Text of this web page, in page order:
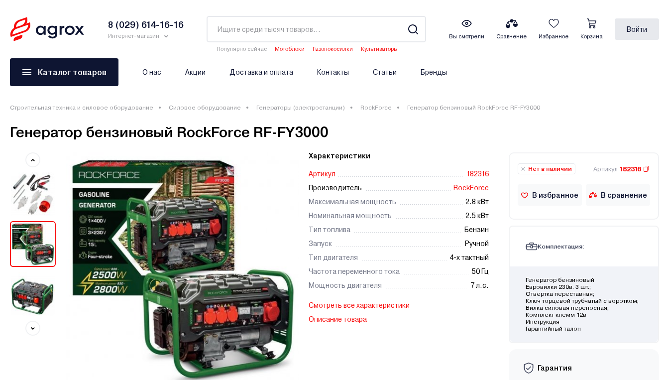
8 (029) 614-16-16
Интернет-магазин
Популярно сейчас Мотоблоки Газонокосилки
Культиваторы
Вы смотрели Сравнение Избранное Корзина
Войти
Каталог товаров О нас Акции Доставка и оплата Контакты Статьи Бренды
Строительная техника и силовое оборудование Силовое оборудование Генераторы (электростанции) RockForce Генератор бензиновый RockForce RF-FY3000
Генератор бензиновый RockForce RF-FY3000
Характеристики
Артикул
182316
Производитель
RockForce
Максимальная мощность
2.8 кВт
Номинальная мощность
2.5 кВт
Тип топлива
Бензин
Запуск
Ручной
Тип двигателя
4-х тактный
Частота переменного тока
50 Гц
Мощность двигателя
7 л.с.
Смотреть все характеристики
Описание товара
Нет в наличии Артикул 182316
В избранное В сравнение
Комплектация:
Генератор бензиновый
Евровилки 230в. 3 шт.;
Отвертка переставная;
Ключ торцевой трубчатый с воротком;
Вилка силовая переносная;
Комплект клемм 12в
Инструкция
Гарантийный талон
Гарантия